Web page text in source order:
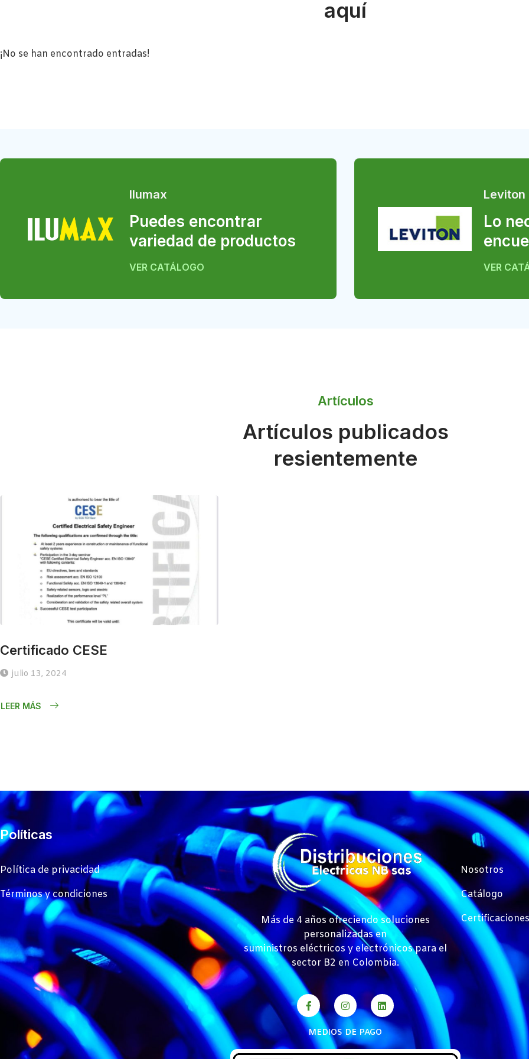
aquí
¡No se han encontrado entradas!
Ilumax
Puedes encontrar
variedad de productos
VER CATÁLOGO
Leviton
Lo
VER
Artículos
Artículos publicados
resientemente
Certificado CESE
julio 13, 2024
LEER MÁS
Políticas
Política de privacidad
Términos y condiciones
Más de 4 años ofreciendo soluciones
personalizadas en
suministros eléctricos y electrónicos para el
sector B2 en Colombia.
MEDIOS DE PAGO
Nosotros
Catálogo
Certificaciones